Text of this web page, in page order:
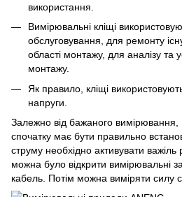
використання.
Вимірювальні кліщі
обслуговування, для ремонту
області монтажу, для аналізу та
монтажу.
Як правило, кліщі
напруги.
Залежно від бажаного
спочатку має бути правильно
струму необхідно активувати
можна було відкрити вимірювальні
кабель. Потім можна виміряти силу